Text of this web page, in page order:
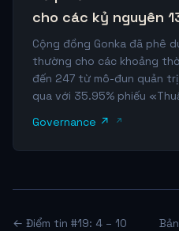
cho các kỷ nguyên
Cộng đồng Gonka đã phê
thường cho các khoảng
đến 247 từ mô-đun quản
qua với 35.95% phiếu
Governance ↗
← Điểm tin #19: 4 – 10